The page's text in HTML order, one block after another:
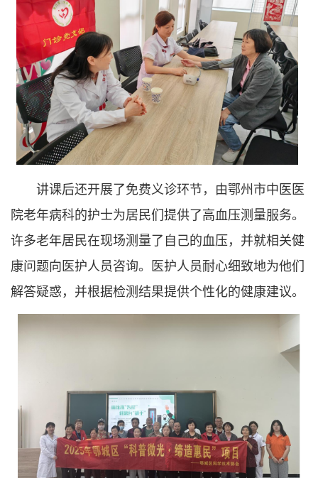
讲课后还开展了免费义诊环节，由鄂州市中医医
院老年病科的护士为居民们提供了高血压测量服务。
许多老年居民在现场测量了自己的血压，并就相关健
康问题向医护人员咨询。医护人员耐心细致地为他们
解答疑惑，并根据检测结果提供个性化的健康建议。